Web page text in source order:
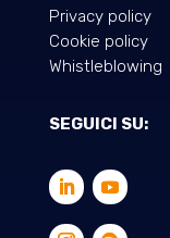
Privacy policy
Cookie policy
Whistleblowing
SEGUICI SU: